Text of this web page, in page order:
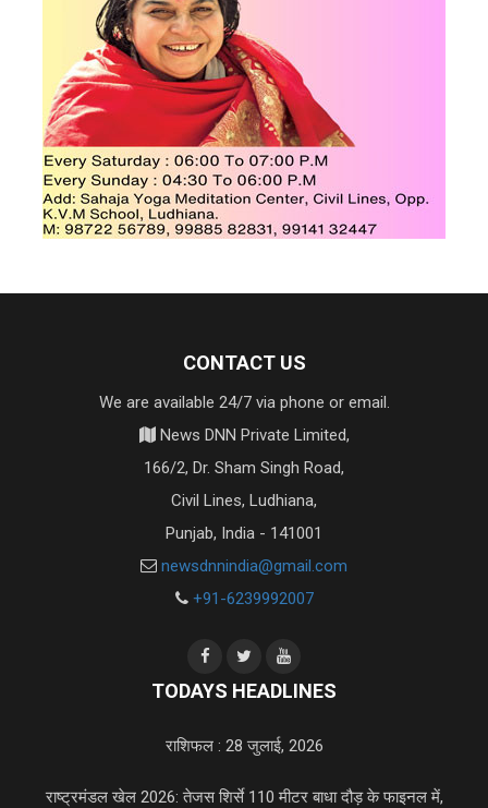
CONTACT US
We are available 24/7 via phone or email.
News DNN Private Limited,
166/2, Dr. Sham Singh Road,
Civil Lines, Ludhiana,
Punjab, India - 141001
newsdnnindia@gmail.com
+91-6239992007
TODAYS HEADLINES
राशिफल : 28 जुलाई, 2026
राष्ट्रमंडल खेल 2026: तेजस शिर्से 110 मीटर बाधा दौड़ के फाइनल में,